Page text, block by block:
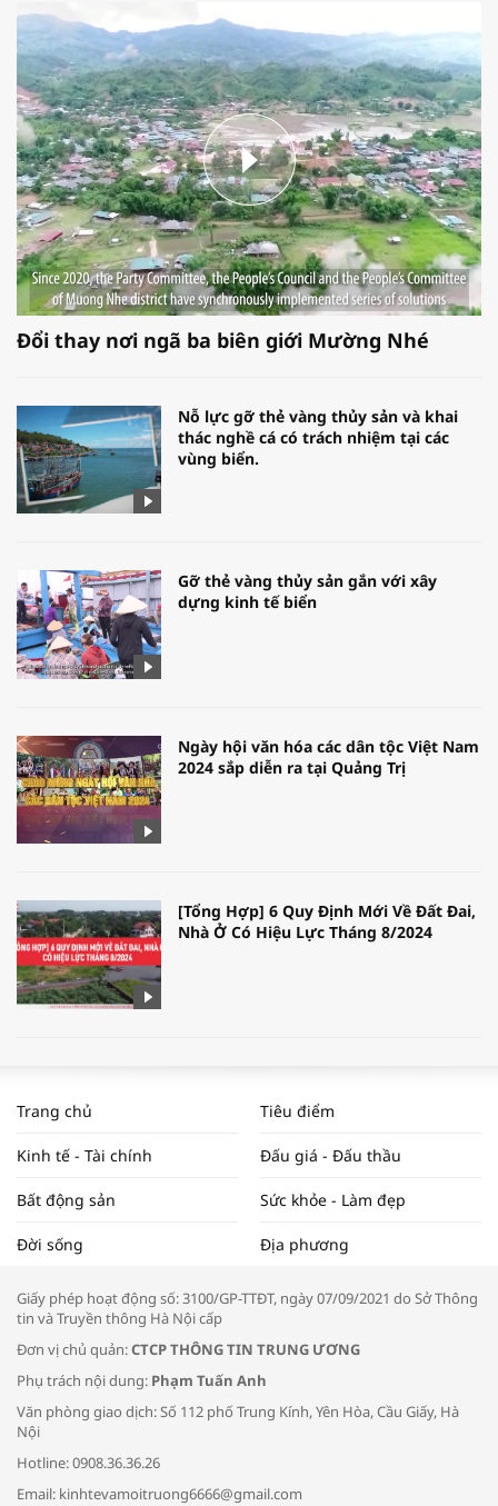
Đổi thay nơi ngã ba biên giới Mường Nhé
Nỗ lực gỡ thẻ vàng thủy sản và khai
thác nghề cá có trách nhiệm tại các
vùng biển.
Gỡ thẻ vàng thủy sản gắn với xây
dựng kinh tế biển
Ngày hội văn hóa các dân tộc Việt Nam
2024 sắp diễn ra tại Quảng Trị
[Tổng Hợp] 6 Quy Định Mới Về Đất Đai,
Nhà Ở Có Hiệu Lực Tháng 8/2024
ĐẬP THỊ TRƯỜNG #62
Tọa đàm “Xúc tiến thương mại: Khơi
thông đầu ra cho sản phẩm OCOP”
Bác sĩ tư vấn cách phòng tránh bệnh
đường hô hấp trong thời tiết giao mùa
Trang chủ Tiêu điểm
Kinh tế - Tài chính Đấu giá - Đấu thầu
Bất động sản Sức khỏe - Làm đẹp
Đời sống Địa phương
Giấy phép hoạt động số: 3100/GP-TTĐT, ngày 07/09/2021 do Sở Thông
tin và Truyền thông Hà Nội cấp
Đơn vị chủ quản:CTCP THÔNG TIN TRUNG ƯƠNG
Phụ trách nội dung: Phạm Tuấn Anh
Văn phòng giao dịch: Số 112 phố Trung Kính, Yên Hòa, Cầu Giấy, Hà
Nội
Hotline: 0908.36.36.26
Email: kinhtevamoitruong6666@gmail.com